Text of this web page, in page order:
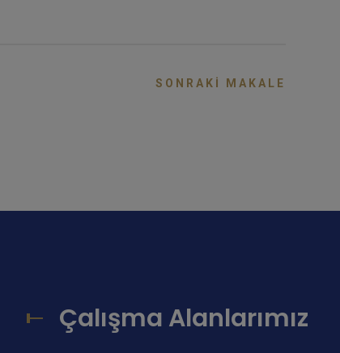
SONRAKI MAKALE
Çalışma Alanlarımız